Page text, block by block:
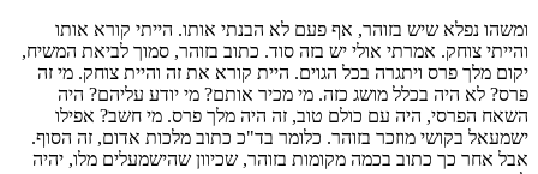
ומשהו נפלא שיש בזוהר, אף פעם לא הבנתי אותו. הייתי קורא אותו
והייתי צוחק. אמרתי אולי יש בזה סוד. כתוב בזוהר, סמוך לביאת המשיח,
יקום מלך פרס ויתגרה בכל הגוים. היית קורא את זה והיית צוחק. מי זה
פרס? לא היה בכלל מושג כזה. מי מכיר אותם? מי יודע עליהם? היה
השאח הפרסי, היה עם כולם טוב, זה היה מלך פרס. מי חשב? אפילו
ישמעאל בקושי מוזכר בזוהר. כלומר בד"כ כתוב מלכות אדום, זה הסוף.
אבל אחר כך כתוב בכמה מקומות בזוהר, שכיוון שהישמעלים מלו, יהיה